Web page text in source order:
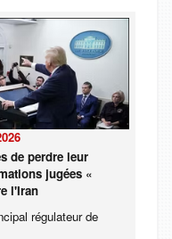
de perdre leur
jugées «
l'Iran
régulateur de